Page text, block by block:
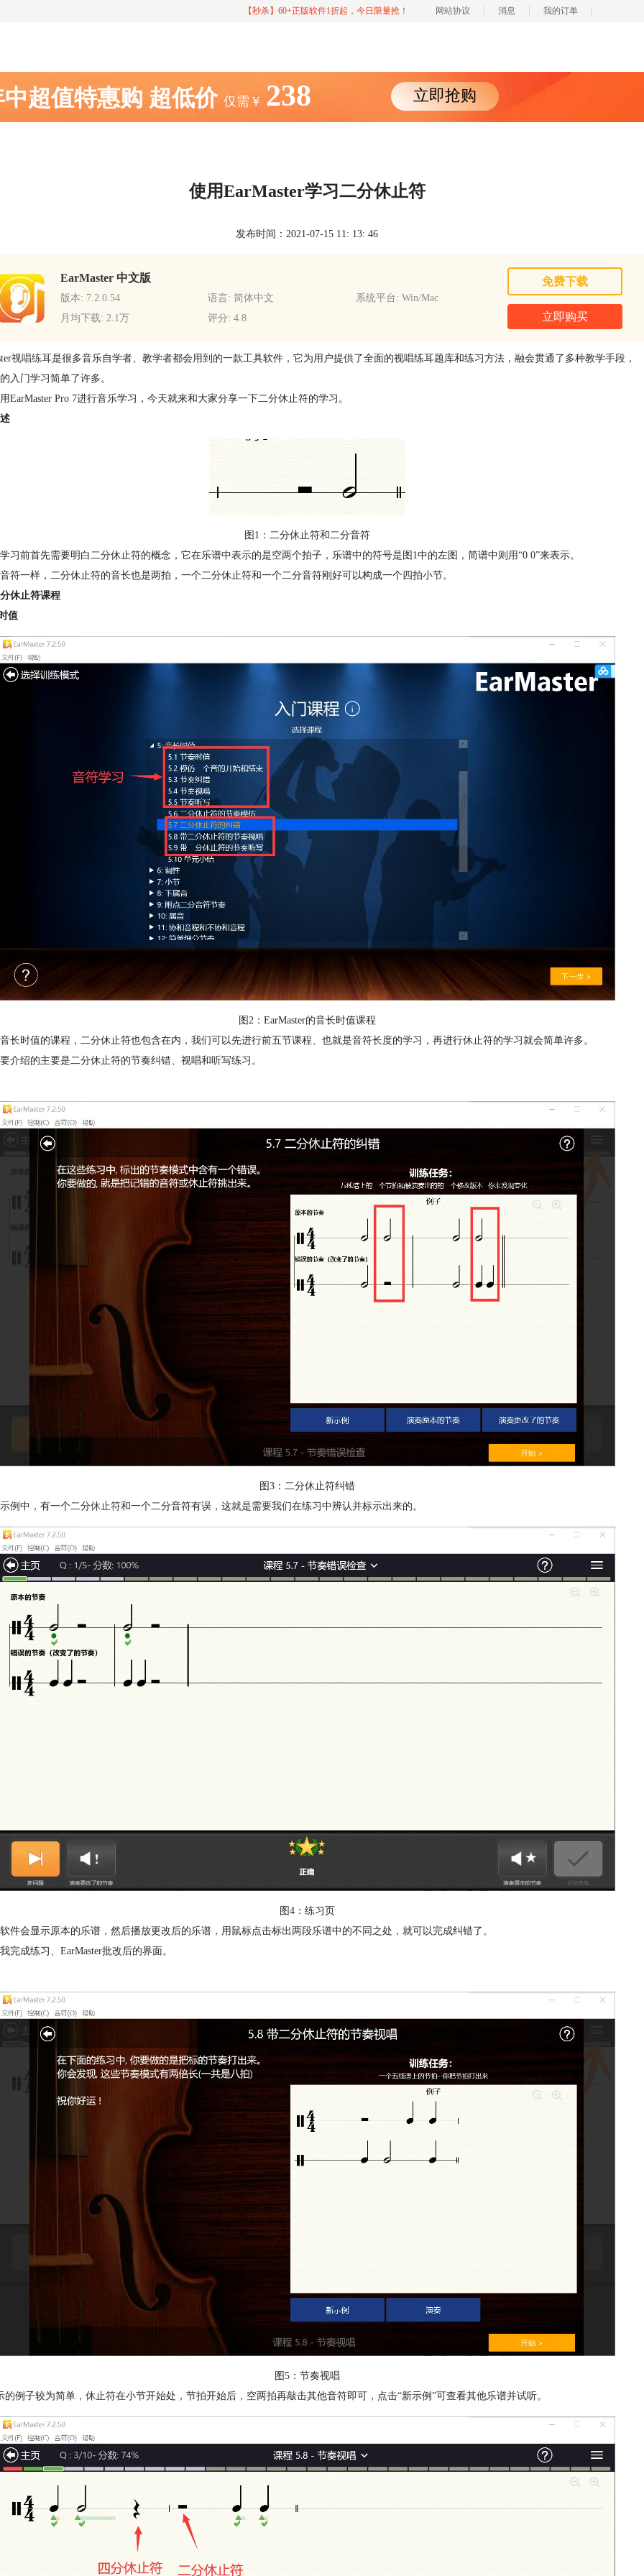
【秒杀】60+正版软件1折起，今日限量抢！ 网站协议 消息 我的订单
超值特惠购 超低价 仅需￥ 238 立即抢购
使用EarMaster学习二分休止符
发布时间：2021-07-15 11: 13: 46
EarMaster 中文版
版本: 7.2.0.54 语言: 简体中文
系统平台: Win/Mac
月均下载: 2.1万
评分: 4.8
免费下载
立即购买
视唱练耳是很多音乐自学者、教学者都会用到的一款工具软件，它为用户提供了全面的视唱练耳题库和练习方法，融会贯通了多种教学手段，
入门学习简单了许多。
EarMaster Pro 7进行音乐学习，今天就来和大家分享一下二分休止符的学习。
图1：二分休止符和二分音符
习前首先需要明白二分休止符的概念，它在乐谱中表示的是空两个拍子，乐谱中的符号是图1中的左图，简谱中则用“0 0”来表示。
符一样，二分休止符的音长也是两拍，一个二分休止符和一个二分音符刚好可以构成一个四拍小节。
休止符课程
值
图2：EarMaster的音长时值课程
长时值的课程，二分休止符也包含在内，我们可以先进行前五节课程、也就是音符长度的学习，再进行休止符的学习就会简单许多。
介绍的主要是二分休止符的节奏纠错、视唱和听写练习。
图3：二分休止符纠错
例中，有一个二分休止符和一个二分音符有误，这就是需要我们在练习中辨认并标示出来的。
图4：练习页
件会显示原本的乐谱，然后播放更改后的乐谱，用鼠标点击标出两段乐谱中的不同之处，就可以完成纠错了。
完成练习、EarMaster批改后的界面。
图5：节奏视唱
的例子较为简单，休止符在小节开始处，节拍开始后，空两拍再敲击其他音符即可，点击“新示例”可查看其他乐谱并试听。